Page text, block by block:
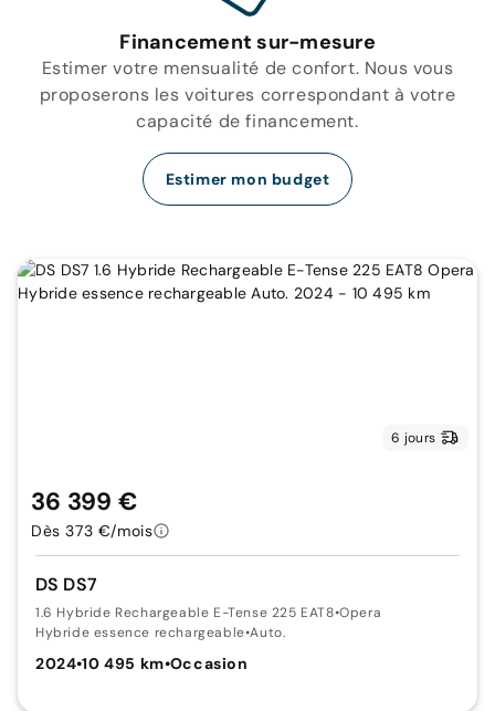
Financement sur-mesure
Estimer votre mensualité de confort. Nous vous
proposerons les voitures correspondant à votre
capacité de financement.
Estimer mon budget
6 jours
DS DS7
1.6 Hybride Rechargeable E-Tense 225 EAT8•Opera
Hybride essence rechargeable•Auto.
2024•10 495 km•Occasion
36 399 €
Dès 373 €/mois